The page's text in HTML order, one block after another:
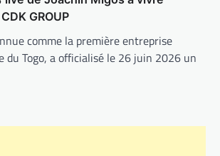
GROUP
comme la première entreprise
du Togo, a officialisé le 26 juin 2026 un